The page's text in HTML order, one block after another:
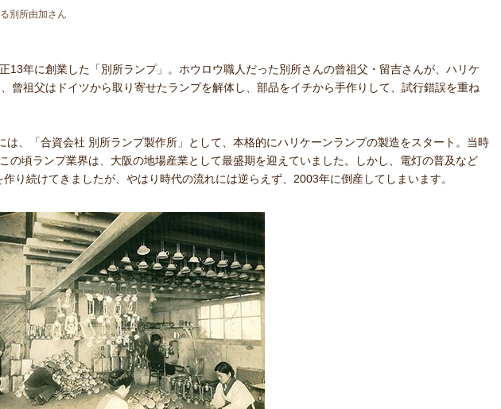
別所由加さん
年に創業した「別所ランプ」。ホウロウ職人だった別所さんの曾祖父・留吉さんが、ハリケ
祖父はドイツから取り寄せたランプを解体し、部品をイチから手作りして、試行錯誤を重ね
、「合資会社 別所ランプ製作所」として、本格的にハリケーンランプの製造をスタート。当時
頃ランプ業界は、大阪の地場産業として最盛期を迎えていました。しかし、電灯の普及など
続けてきましたが、やはり時代の流れには逆らえず、2003年に倒産してしまいます。